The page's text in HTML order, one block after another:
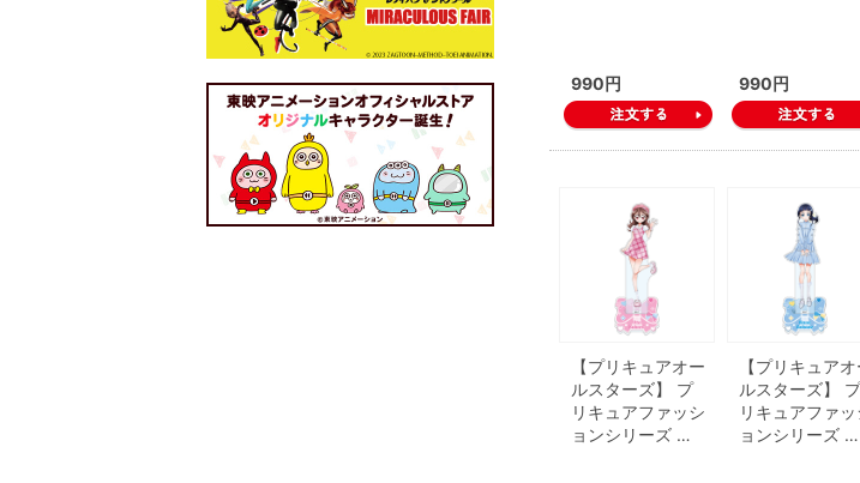
990円 990円
【プリキュアオー
ルスターズ】 プ
リキュアファッシ
ョンシリーズ …
【プリキュアオ
ルスターズ】 プ
リキュアファッ
ョンシリーズ …